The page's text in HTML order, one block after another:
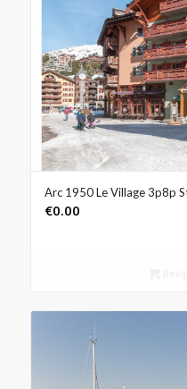
Arc 1950 Le Village 3p8p
€0.00